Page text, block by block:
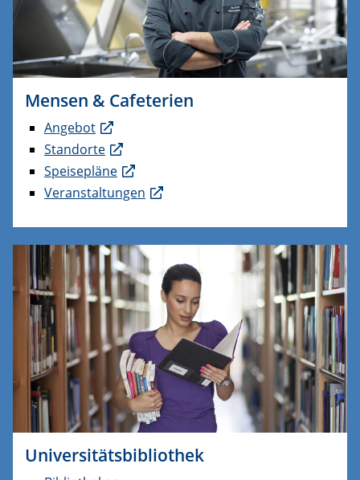
Mensen & Cafeterien
Angebot
Standorte
Speisepläne
Veranstaltungen
Universitätsbibliothek